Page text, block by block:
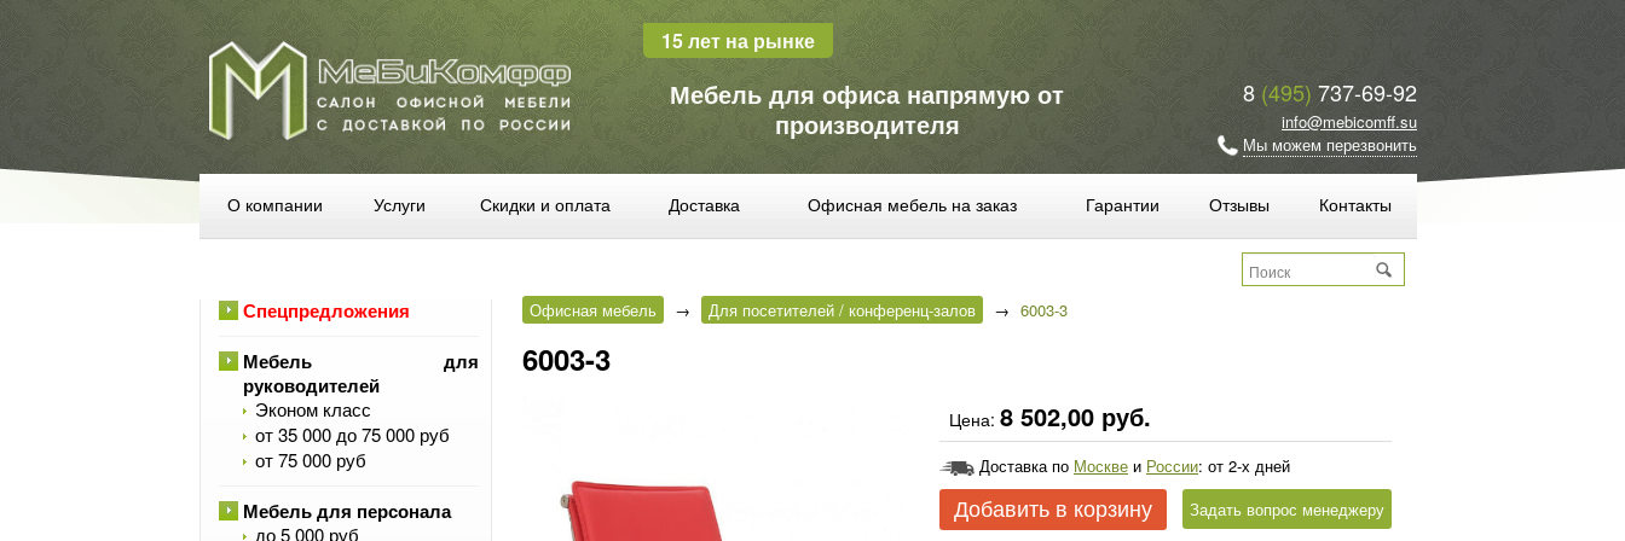
15 лет на рынке
Мебель для офиса напрямую от
производителя
8 (495)737-69-92
info@mebicomff.su
Мы можем перезвонить
О компании Услуги Скидки и оплата Доставка Офисная мебель на заказ Гарантии Отзывы Контакты
Спецпредложения
Мебель для
руководителей
Эконом класс
от 35 000 до 75 000 руб
от 75 000 руб
Мебель для персонала
до 5 000 руб
Офисная мебель → Для посетителей / конференц-залов → 6003-3
6003-3
Цена: 8 502,00 руб.
Доставка по Москве и России: от 2-х дней
Добавить в корзину Задать вопрос менеджеру